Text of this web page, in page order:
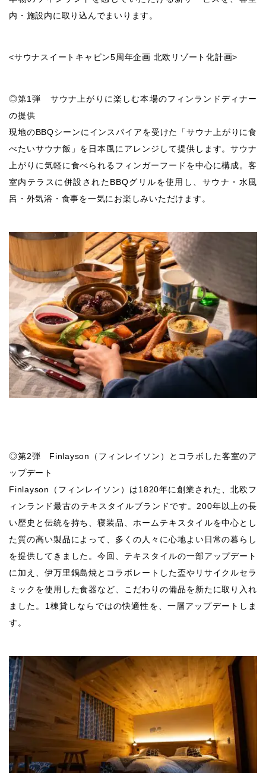
内・施設内に取り込んでまいります。
<サウナスイートキャビン5周年企画 北欧リゾート化計画>
◎第1弾 サウナ上がりに楽しむ本場のフィンランドディナー
の提供
現地のBBQシーンにインスパイアを受けた「サウナ上がりに食
べたいサウナ飯」を日本風にアレンジして提供します。サウナ
上がりに気軽に食べられるフィンガーフードを中心に構成。客
室内テラスに併設されたBBQグリルを使用し、サウナ・水風
呂・外気浴・食事を一気にお楽しみいただけます。
◎第2弾 Finlayson（フィンレイソン）とコラボした客室のア
ップデート
Finlayson（フィンレイソン）は1820年に創業された、北欧フ
ィンランド最古のテキスタイルブランドです。200年以上の長
い歴史と伝統を持ち、寝装品、ホームテキスタイルを中心とし
た質の高い製品によって、多くの人々に心地よい日常の暮らし
を提供してきました。今回、テキスタイルの一部アップデート
に加え、伊万里鍋島焼とコラボレートした盃やリサイクルセラ
ミックを使用した食器など、こだわりの備品を新たに取り入れ
ました。1棟貸しならではの快適性を、一層アップデートしま
す。